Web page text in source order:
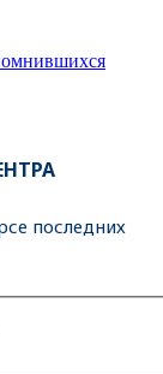
последних